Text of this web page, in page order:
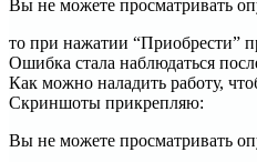
Вы не можете просматривать
то при нажатии “Приобрести”
Ошибка стала наблюдаться
Как можно наладить работу,
Скриншоты прикрепляю:
Вы не можете просматривать